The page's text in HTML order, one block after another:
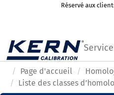
Réservé aux
Page d'accueil
Liste des classes